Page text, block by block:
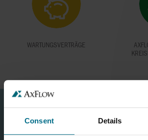
Consent Details
WARTUNGSVERTRÄGE
KONTAKTFORMULAR